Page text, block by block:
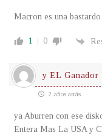
Macron es una
1 0
y EL Ganador
2 años atrás
ya Aburren con ese
Entera Mas La USA y